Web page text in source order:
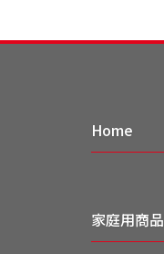
Home
家庭用商品